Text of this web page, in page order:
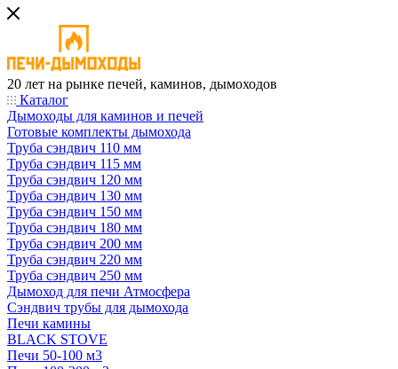
20 лет на рынке печей, каминов, дымоходов
Каталог
Дымоходы для каминов и печей
Готовые комплекты дымохода
Труба сэндвич 110 мм
Труба сэндвич 115 мм
Труба сэндвич 120 мм
Труба сэндвич 130 мм
Труба сэндвич 150 мм
Труба сэндвич 180 мм
Труба сэндвич 200 мм
Труба сэндвич 220 мм
Труба сэндвич 250 мм
Дымоход для печи Атмосфера
Сэндвич трубы для дымохода
Печи камины
BLACK STOVE
Печи 50-100 м3